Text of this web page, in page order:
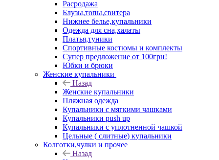
Расродажа
Блузы,топы,свитера
Нижнее белье,купальники
Одежда для сна,халаты
Платья,туники
Спортивные костюмы и комплекты
Супер предложение от 100грн!
Юбки и брюки
Женские купальники
Назад
Женские купальники
Пляжная одежда
Купальники с мягкими чашками
Купальники push up
Купальники с уплотненной чашкой
Цельные ( слитные) купальники
Колготки,чулки и прочее
Назад